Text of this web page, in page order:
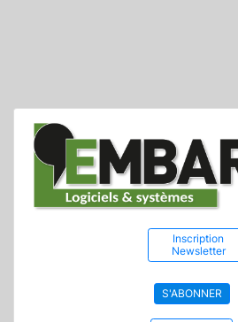
Inscription
Newsletter
S'ABONNER